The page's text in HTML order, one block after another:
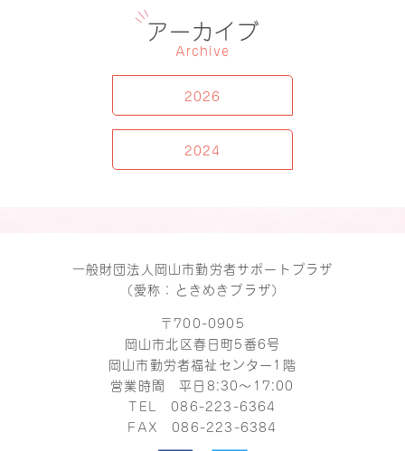
アーカイブ
Archive
2026
2024
一般財団法人岡山市勤労者サポートプラザ
（愛称：ときめきプラザ）
〒700-0905
岡山市北区春日町5番6号
岡山市勤労者福祉センター1階
営業時間 平日8:30～17:00
TEL086-223-6364
FAX 086-223-6384